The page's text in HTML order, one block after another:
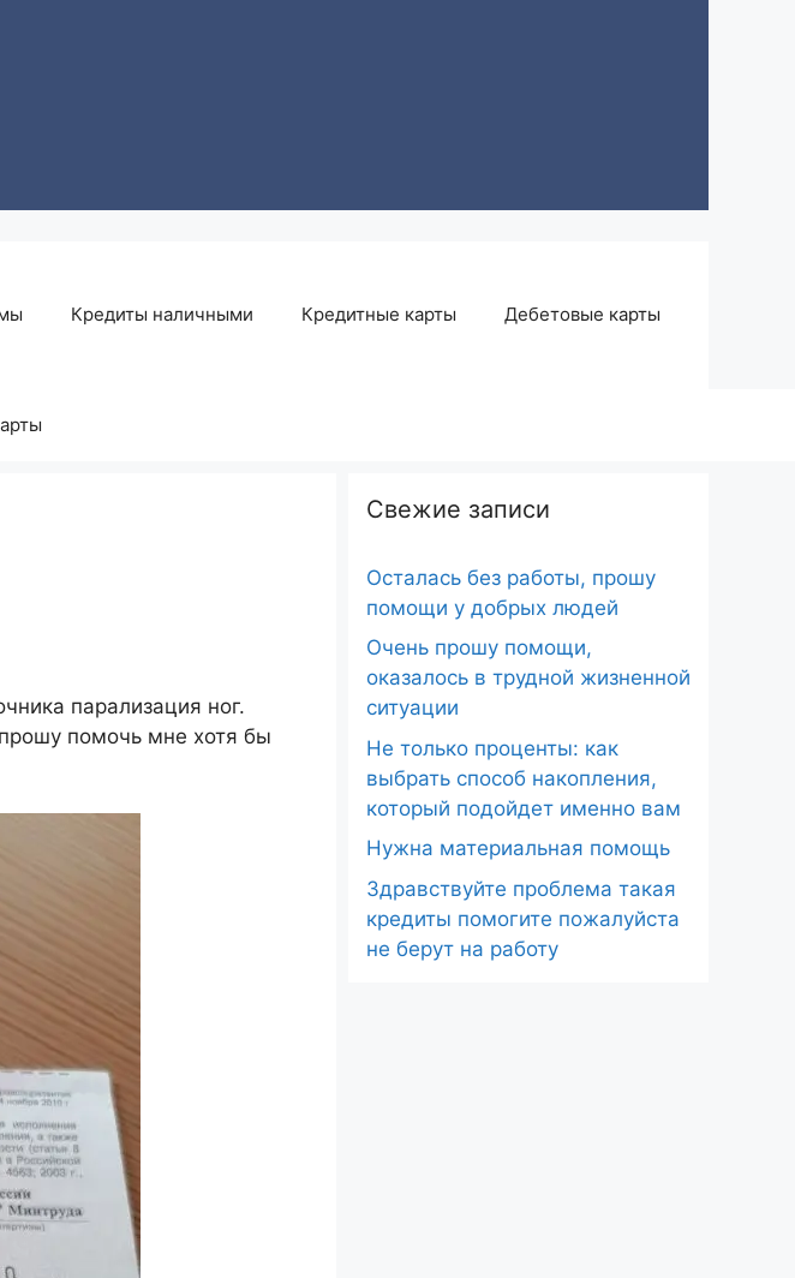
Кредиты наличными Кредитные карты Дебетовые карты
парализация ног.
помочь мне хотя бы
Свежие записи
Осталась без работы, прошу
помощи у добрых людей
Очень прошу помощи,
оказалось в трудной жизненной
ситуации
Не только проценты: как
выбрать способ накопления,
который подойдет именно вам
Нужна материальная помощь
Здравствуйте проблема такая
кредиты помогите пожалуйста
не берут на работу